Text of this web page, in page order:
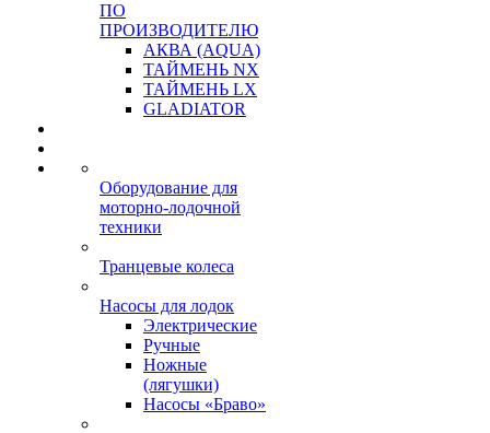
ПО
ПРОИЗВОДИТЕЛЮ
АКВА (AQUA)
ТАЙМЕНЬ NX
ТАЙМЕНЬ LX
GLADIATOR
Оборудование для
моторно-лодочной
техники
Транцевые колеса
Насосы для лодок
Электрические
Ручные
Ножные
(лягушки)
Насосы «Браво»